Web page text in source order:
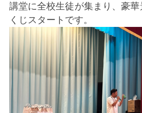
講堂に全校生徒が集まり、豪
くじスタートです。